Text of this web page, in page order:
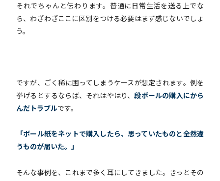
それでちゃんと伝わります。普通に日常生活を送る上でな
ら、わざわざここに区別をつける必要はまず感じないでしょ
う。
ですが、ごく稀に困ってしまうケースが想定されます。 例を
挙げるとするならば、それはやはり、段ボールの購入にから
んだトラブルです。
「ボール紙をネットで購入したら、思っていたものと全然違
うものが届いた。」
そんな事例を、これまで多く耳にしてきました。きっとその